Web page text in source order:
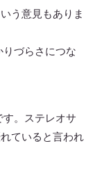
う意見もありま
づらさにつな
。ステレオサ
ていると言われ